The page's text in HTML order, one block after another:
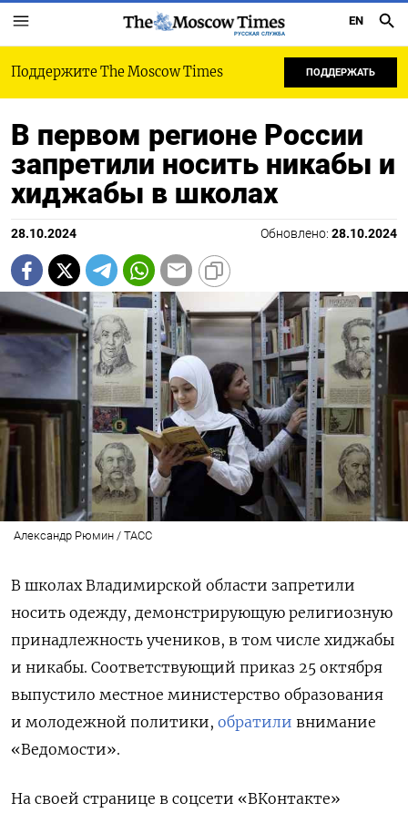
РУССКАЯ СЛУЖБА
EN
Поддержите The Moscow Times ПОДДЕРЖАТЬ
В первом регионе России
запретили носить никабы и
хиджабы в школах
28.10.2024 Обновлено: 28.10.2024
Александр Рюмин / ТАСС
В школах Владимирской области запретили
носить одежду, демонстрирующую религиозную
принадлежность учеников, в том числе хиджабы
и никабы. Соответствующий приказ 25 октября
выпустило местное министерство образования
и молодежной политики, обратили внимание
«Ведомости».
На своей странице в соцсети «ВКонтакте»